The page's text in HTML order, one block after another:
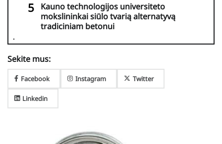
Kauno technologijos universiteto
mokslininkai siūlo tvarią alternatyvą
tradiciniam betonui
Sekite mus:
Facebook Instagram Twitter
Linkedin